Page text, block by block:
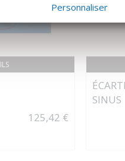
125,42 €
SINUS
Personnaliser